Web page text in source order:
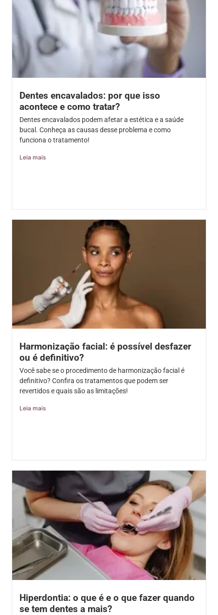
Dentes encavalados: por que isso
acontece e como tratar?
Dentes encavalados podem afetar a estética e a saúde
bucal. Conheça as causas desse problema e como
funciona o tratamento!
Leia mais
Harmonização facial: é possível desfazer
ou é definitivo?
Você sabe se o procedimento de harmonização facial é
definitivo? Confira os tratamentos que podem ser
revertidos e quais são as limitações!
Leia mais
Hiperdontia: o que é e o que fazer quando
se tem dentes a mais?